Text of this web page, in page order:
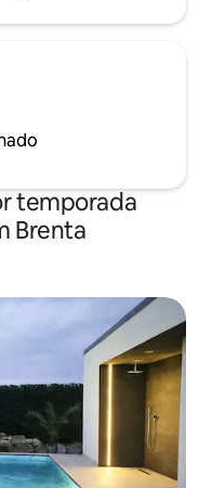
temporada
Brenta